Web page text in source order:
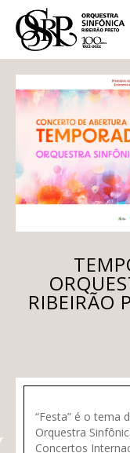
RIBEIRÃO
“Festa” é o tema
Orquestra
Concertos